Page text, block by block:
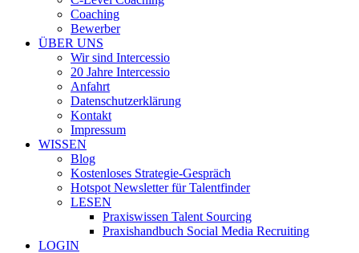
Coaching
Bewerber
ÜBER UNS
Wir sind Intercessio
20 Jahre Intercessio
Anfahrt
Datenschutzerklärung
Kontakt
Impressum
WISSEN
Blog
Kostenloses Strategie-Gespräch
Hotspot Newsletter für Talentfinder
LESEN
Praxiswissen Talent Sourcing
Praxishandbuch Social Media Recruiting
LOGIN